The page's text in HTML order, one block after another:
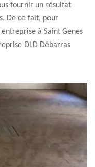
fournir un résultat
De ce fait, pour
à Saint Genes
DLD Débarras